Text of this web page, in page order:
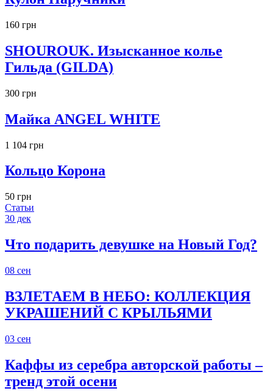
160 грн
SHOUROUK. Изысканное колье
Гильда (GILDA)
300 грн
Майка ANGEL WHITE
1 104 грн
Кольцо Корона
50 грн
Статьи
30 дек
Что подарить девушке на Новый Год?
08 сен
ВЗЛЕТАЕМ В НЕБО: КОЛЛЕКЦИЯ
УКРАШЕНИЙ С КРЫЛЬЯМИ
03 сен
Каффы из серебра авторской работы –
тренд этой осени